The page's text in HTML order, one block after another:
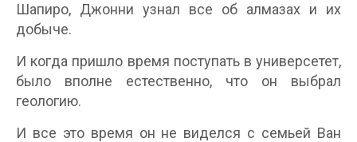
Шапиро, Джонни узнал все об алмазах и их
добыче.
И когда пришло время поступать в универсетет,
было вполне естественно, что он выбрал
геологию.
И все это время он не виделся с семьей Ван